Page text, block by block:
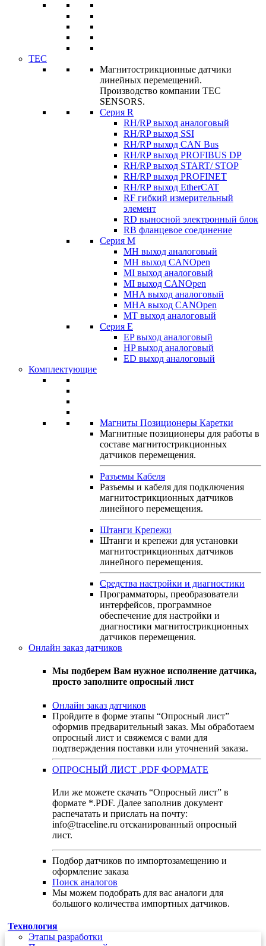
TEC
Магнитострикционные датчики
линейных перемещений.
Производство компании TEC
SENSORS.
Серия R
RH/RP выход аналоговый
RH/RP выход SSI
RH/RP выход CAN Bus
RH/RP выход PROFIBUS DP
RH/RP выход START/ STOP
RH/RP выход PROFINET
RH/RP выход EtherCAT
RF гибкий измерительный
элемент
RD выносной электронный блок
RB фланцевое соединение
Серия M
MH выход аналоговый
MH выход CANOpen
MI выход аналоговый
MI выход CANOpen
MHA выход аналоговый
MHA выход CANOpen
MT выход аналоговый
Серия E
EP выход аналоговый
HP выход аналоговый
ED выход аналоговый
Комплектующие
Магниты Позиционеры Каретки
Магнитные позиционеры для работы в
составе магнитострикционных
датчиков перемещения.
Разъемы Кабеля
Разъемы и кабеля для подключения
магнитострикционных датчиков
линейного перемещения.
Штанги Крепежи
Штанги и крепежи для установки
магнитострикционных датчиков
линейного перемещения.
Средства настройки и диагностики
Программаторы, преобразователи
интерфейсов, программное
обеспечение для настройки и
диагностики магнитострикционных
датчиков перемещения.
Онлайн заказ датчиков
Мы подберем Вам нужное исполнение датчика,
просто заполните опросный лист
Онлайн заказ датчиков
Пройдите в форме этапы “Опросный лист”
оформив предварительный заказ. Мы обработаем
опросный лист и свяжемся с вами для
подтверждения поставки или уточнений заказа.
ОПРОСНЫЙ ЛИСТ .PDF ФОРМАТЕ
Или же можете скачать “Опросный лист” в
формате *.PDF. Далее заполнив документ
распечатать и прислать на почту:
info@traceline.ru отсканированный опросный
лист.
Подбор датчиков по импортозамещению и
оформление заказа
Поиск аналогов
Мы можем подобрать для вас аналоги для
большого количества импортных датчиков.
Технология
Этапы разработки